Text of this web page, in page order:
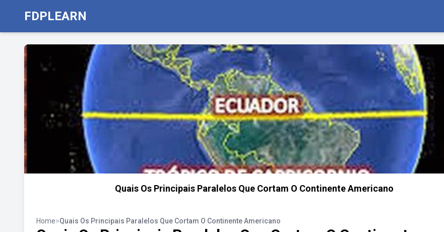
FDPLEARN
Quais Os Principais Paralelos Que Cortam O Continente Americano
Home>Quais Os Principais Paralelos Que Cortam O Continente Americano